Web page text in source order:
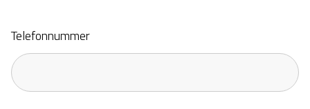
Telefonnummer